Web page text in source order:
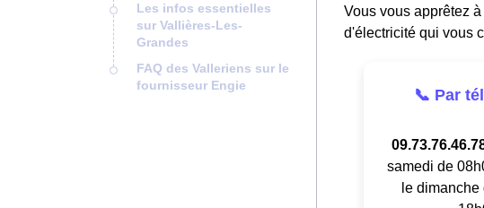
Les infos essentielles
sur Vallières-Les-
Grandes
FAQ des Valleriens sur le
fournisseur Engie
Vous vous apprêtez
d'électricité qui vous
📞 Par
samedi de
le